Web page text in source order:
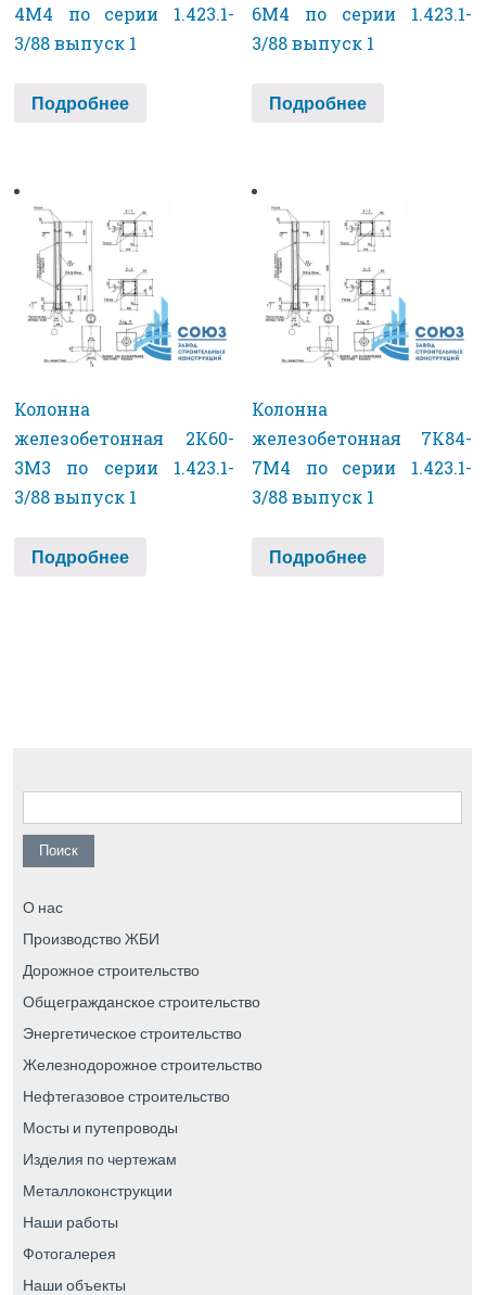
4М4 по серии 1.423.1-
3/88 выпуск 1
Подробнее
6М4 по серии 1.423.1-
3/88 выпуск 1
Подробнее
Колонна
железобетонная 2К60-
3М3 по серии 1.423.1-
3/88 выпуск 1
Подробнее
Колонна
железобетонная 7К84-
7М4 по серии 1.423.1-
3/88 выпуск 1
Подробнее
Найти:
О нас
Производство ЖБИ
Дорожное строительство
Общегражданское строительство
Энергетическое строительство
Железнодорожное строительство
Нефтегазовое строительство
Мосты и путепроводы
Изделия по чертежам
Металлоконструкции
Наши работы
Фотогалерея
Наши объекты